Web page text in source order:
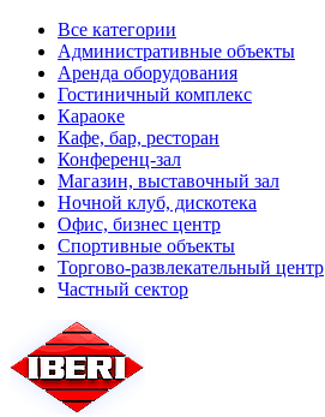
Все категории
Административные объекты
Аренда оборудования
Гостиничный комплекс
Караоке
Кафе, бар, ресторан
Конференц-зал
Магазин, выставочный зал
Ночной клуб, дискотека
Офис, бизнес центр
Спортивные объекты
Торгово-развлекательный центр
Частный сектор